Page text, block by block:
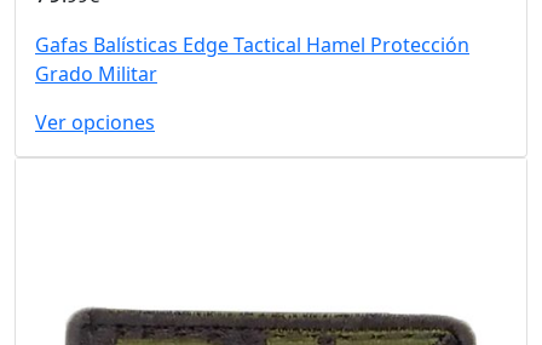
Gafas Balísticas Edge Tactical Hamel Protección
Grado Militar
Ver opciones